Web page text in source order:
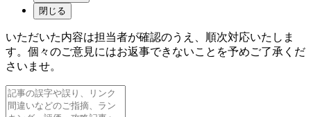
閉じる
いただいた内容は担当者が確認のうえ、順次対応いたしま
す。個々のご意見にはお返事できないことを予めご了承くだ
さいませ。